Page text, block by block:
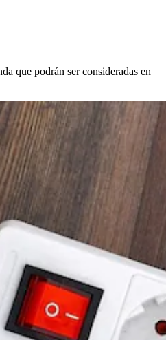
que podrán ser consideradas en